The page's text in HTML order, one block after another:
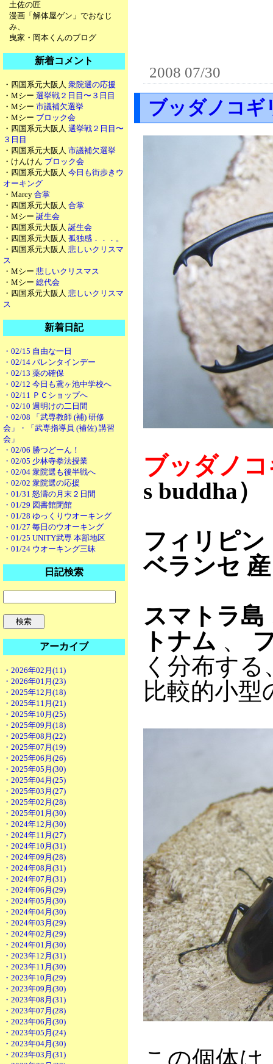
土佐の匠
漫画「解体屋ゲン」でおなじ
み、
曳家・岡本くんのブログ
新着コメント
・四国系元大阪人 衆院選の応援
・Mシー 選挙戦２日目〜３日目
・Mシー 市議補欠選挙
・Mシー ブロック会
・四国系元大阪人 選挙戦２日目〜
３日目
・四国系元大阪人 市議補欠選挙
・けんけん ブロック会
・四国系元大阪人 今日も街歩きウ
オーキング
・Marcy 合掌
・四国系元大阪人 合掌
・Mシー 誕生会
・四国系元大阪人 誕生会
・四国系元大阪人 孤独感．．．。
・四国系元大阪人 悲しいクリスマ
ス
・Mシー 悲しいクリスマス
・Mシー 総代会
・四国系元大阪人 悲しいクリスマ
ス
新着日記
・02/15 自由な一日
・02/14 バレンタインデー
・02/13 薬の確保
・02/12 今日も鳶ヶ池中学校へ
・02/11 ＰＣショップへ
・02/10 週明けの二日間
・02/08 「武専教師 (補) 研修
会」・「武専指導員 (補佐) 講習
会」
・02/06 勝つどーん！
・02/05 少林寺拳法授業
・02/04 衆院選も後半戦へ
・02/02 衆院選の応援
・01/31 怒濤の月末２日間
・01/29 図書館閉館
・01/28 ゆっくりウオーキング
・01/27 毎日のウオーキング
・01/25 UNITY武専 本部地区
・01/24 ウオーキング三昧
日記検索
アーカイブ
・2026年02月(11)
・2026年01月(23)
・2025年12月(18)
・2025年11月(21)
・2025年10月(25)
・2025年09月(18)
・2025年08月(22)
・2025年07月(19)
・2025年06月(26)
・2025年05月(30)
・2025年04月(25)
・2025年03月(27)
・2025年02月(28)
・2025年01月(30)
・2024年12月(30)
・2024年11月(27)
・2024年10月(31)
・2024年09月(28)
・2024年08月(31)
・2024年07月(31)
・2024年06月(29)
・2024年05月(30)
・2024年04月(30)
・2024年03月(29)
・2024年02月(29)
・2024年01月(30)
・2023年12月(31)
・2023年11月(30)
・2023年10月(29)
・2023年09月(30)
・2023年08月(31)
・2023年07月(28)
・2023年06月(30)
・2023年05月(24)
・2023年04月(30)
・2023年03月(31)
2008 07/30
ブッダノコギ
ブッダノ
s buddha）
フィリピ
ベランセ 産
スマトラ島
トナム 、
く分布する
比較的小